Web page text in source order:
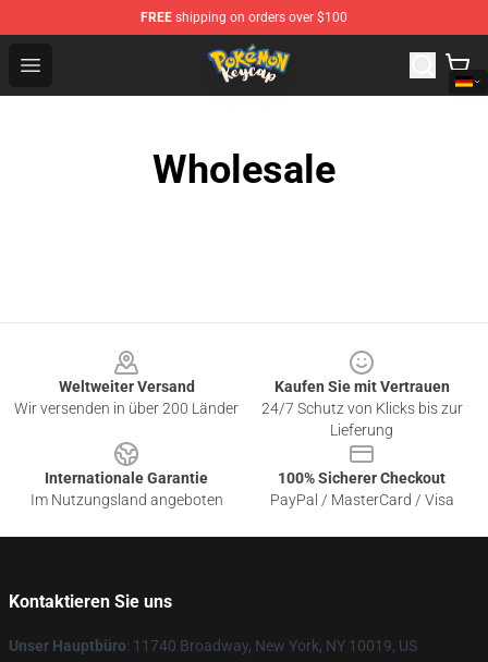
FREE shipping on orders over $100
Open menu
Pokemon Keycap Shop - The Best Store of Pokemon
Wholesale
Weltweiter Versand
Wir versenden in über 200 Länder
Kaufen Sie mit Vertrauen
24/7 Schutz von Klicks bis zur
Lieferung
Internationale Garantie
Im Nutzungsland angeboten
100% Sicherer Checkout
PayPal / MasterCard / Visa
Kontaktieren Sie uns
Unser Hauptbüro: 11740 Broadway, New York, NY 10019, US